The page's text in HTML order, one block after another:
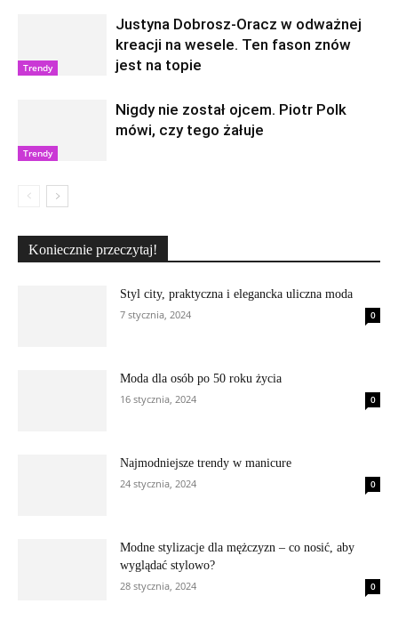
Trendy
Justyna Dobrosz-Oracz w odważnej
kreacji na wesele. Ten fason znów
jest na topie
Trendy
Nigdy nie został ojcem. Piotr Polk
mówi, czy tego żałuje
Koniecznie przeczytaj!
Styl city, praktyczna i elegancka uliczna moda
7 stycznia, 2024
0
Moda dla osób po 50 roku życia
16 stycznia, 2024
0
Najmodniejsze trendy w manicure
24 stycznia, 2024
0
Modne stylizacje dla mężczyzn – co nosić, aby
wyglądać stylowo?
28 stycznia, 2024
0